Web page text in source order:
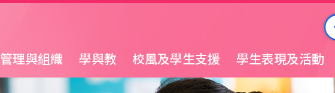
管理與組織 學與教 校風及學生支援 學生表現及活動